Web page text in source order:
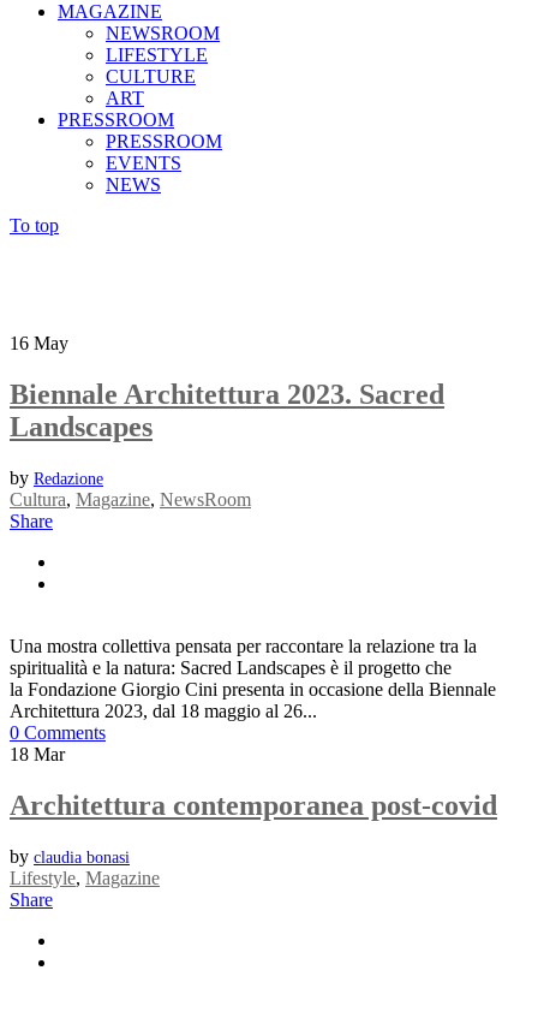
MAGAZINE
NEWSROOM
LIFESTYLE
CULTURE
ART
PRESSROOM
PRESSROOM
EVENTS
NEWS
To top
16 May
Biennale Architettura 2023. Sacred
Landscapes
by Redazione
Cultura, Magazine, NewsRoom
Share
Una mostra collettiva pensata per raccontare la relazione tra la
spiritualità e la natura: Sacred Landscapes è il progetto che
la Fondazione Giorgio Cini presenta in occasione della Biennale
Architettura 2023, dal 18 maggio al 26...
0 Comments
18 Mar
Architettura contemporanea post-covid
by claudia bonasi
Lifestyle, Magazine
Share